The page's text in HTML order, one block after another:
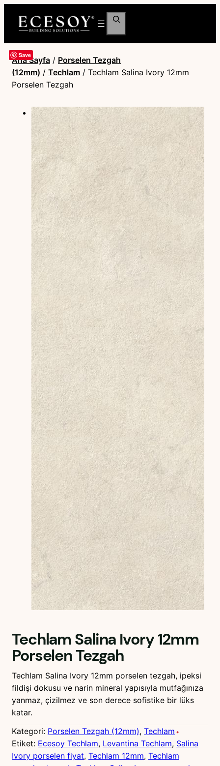
Ara
Save
Ana Sayfa / Porselen Tezgah
(12mm) / Techlam / Techlam Salina Ivory 12mm
Porselen Tezgah
Techlam Salina Ivory 12mm
Porselen Tezgah
Techlam Salina Ivory 12mm porselen tezgah, ipeksi
fildişi dokusu ve narin mineral yapısıyla mutfağınıza
yanmaz, çizilmez ve son derece sofistike bir lüks
katar.
Kategori: Porselen Tezgah (12mm), Techlam
Etiket: Ecesoy Techlam, Levantina Techlam, Salina
Ivory porselen fiyat, Techlam 12mm, Techlam